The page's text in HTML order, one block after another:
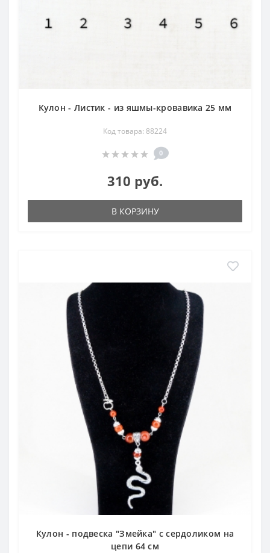
Кулон - Листик - из яшмы-кровавика 25 мм
Код товара: 88224
0
310 руб.
В КОРЗИНУ
Кулон - подвеска "Змейка" с сердоликом на
цепи 64 см